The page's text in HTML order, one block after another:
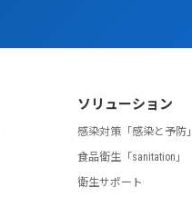
ソリューション
感染対策「感染と予防」
食品衛生「sanitation」
衛生サポート